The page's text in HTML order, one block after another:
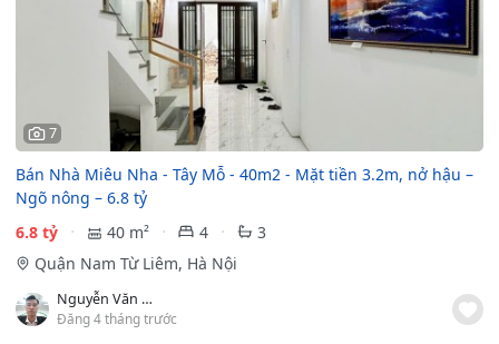
7
Bán Nhà Miêu Nha - Tây Mỗ - 40m2 - Mặt tiền 3.2m, nở hậu –
Ngõ nông – 6.8 tỷ
6.8 tỷ
40 m² 4
3
Quận Nam Từ Liêm, Hà Nội
Nguyễn Văn Đạo
Đăng 4 tháng trước